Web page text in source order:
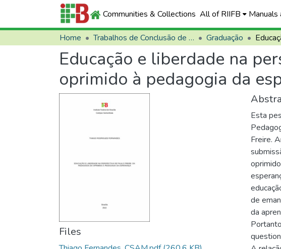
Communities & Collections All of RIIFB Manuals
Home Trabalhos de Conclusão de Curso (TCCs) Graduação
Educação e liberdade na
oprimido à pedagogia da
Files
Esta
Freire.
de
da